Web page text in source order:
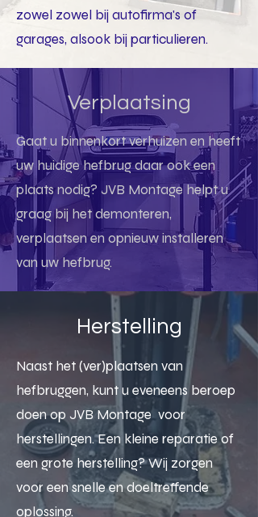
zowel zowel bij autofirma's of
garages, alsook bij particulieren.
Verplaatsing
Gaat u binnenkort verhuizen en heeft
uw huidige hefbrug daar ook een
plaats nodig? JVB Montage helpt u
graag bij het demonteren,
verplaatsen en opnieuw installeren
van uw hefbrug.
Herstelling
Naast het (ver)plaatsen van
hefbruggen, kunt u eveneens beroep
doen op JVB Montage voor
herstellingen. Een kleine reparatie of
een grote herstelling? Wij zorgen
voor een snelle en doeltreffende
oplossing.